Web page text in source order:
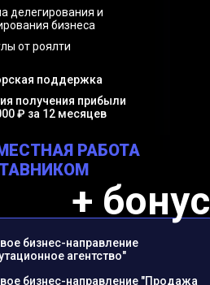
+ бонус
делегирования и
бизнеса
от роялти
поддержка
получения прибыли
₽ за 12 месяцев
РАБОТА
бизнес-направление
агентство"
бизнес-направление "Продажа